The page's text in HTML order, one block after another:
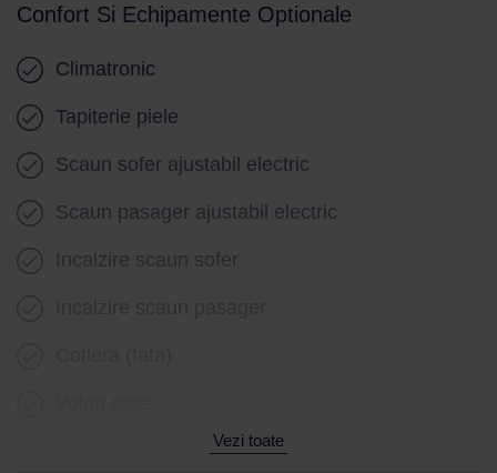
Confort Si Echipamente Optionale
Climatronic
Tapiterie piele
Scaun sofer ajustabil electric
Scaun pasager ajustabil electric
Incalzire scaun sofer
Volan cu comenziVezi toate